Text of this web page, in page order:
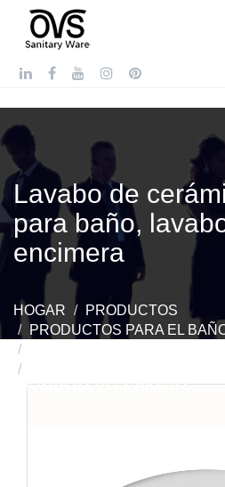
Lavabo de
para baño,
encimera
HOGAR
PRODUCTOS
PRODUCTOS PARA EL
LAVABO BAJO ENCIMERA